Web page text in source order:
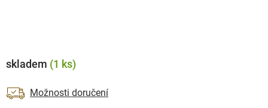
skladem (1 ks)
Možnosti doručení